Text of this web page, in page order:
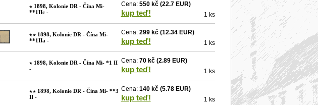
1898, Kolonie DR - Čína Mi-
**1IIc-
Cena: 550 kč(22.7 EUR)
kup teď! 1 ks
1898, Kolonie DR - Čína Mi-
**1IIa -
Cena: 299 kč(12.34 EUR)
kup teď! 1 ks
1898, Kolonie DR - Čína Mi- *1 II
-
Cena: 70 kč(2.89 EUR)
kup teď! 1 ks
1898, Kolonie DR - Čína Mi- **3
II-
Cena: 140 kč(5.78 EUR)
kup teď! 1 ks